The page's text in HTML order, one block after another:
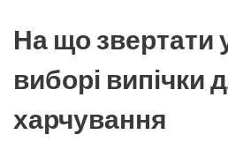
На що звертати
виборі випічки
харчування